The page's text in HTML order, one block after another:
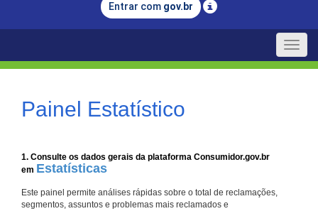
Legislação
Entrar com gov.br
Toggle
Painel Estatístico
1. Consulte os dados gerais da plataforma Consumidor.gov.br
em Estatísticas
Este painel permite análises rápidas sobre o total de reclamações,
segmentos, assuntos e problemas mais reclamados e